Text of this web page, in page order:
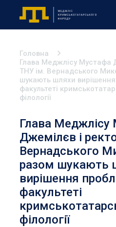
Головна
Глава Меджлісу Мустафа
ТНУ ім. Вернадського
шукають шляхи
факультеті
філології
Глава Меджлісу
Джемілєв і
Вернадського
разом шукають
вирішення
факультеті
філології